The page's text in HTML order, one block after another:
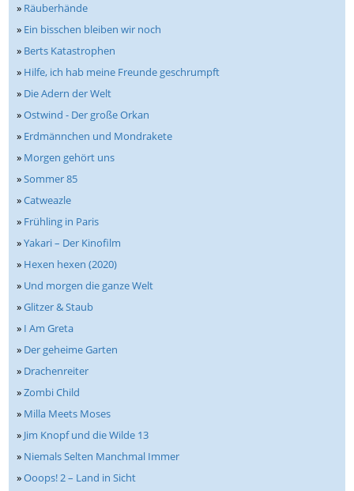
» Räuberhände
» Ein bisschen bleiben wir noch
» Berts Katastrophen
» Hilfe, ich hab meine Freunde geschrumpft
» Die Adern der Welt
»Ostwind - Der große Orkan
» Erdmännchen und Mondrakete
» Morgen gehört uns
»Sommer 85
»Catweazle
» Frühling in Paris
»Yakari – Der Kinofilm
» Hexen hexen (2020)
» Und morgen die ganze Welt
»Glitzer & Staub
» I Am Greta
» Der geheime Garten
» Drachenreiter
»Zombi Child
» Milla Meets Moses
» Jim Knopf und die Wilde 13
» Niemals Selten Manchmal Immer
»Ooops! 2 – Land in Sicht